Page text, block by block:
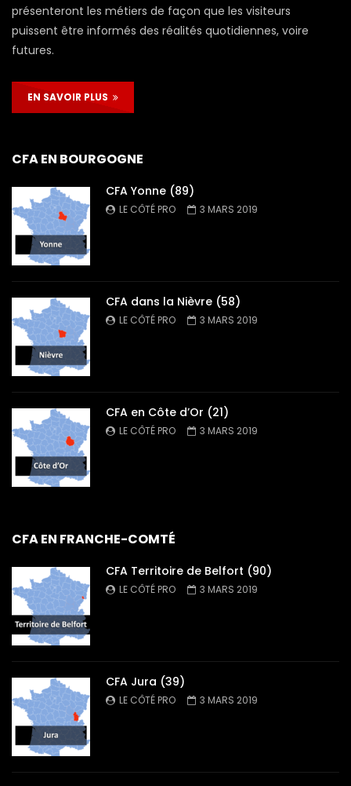
présenteront les métiers de façon que les visiteurs
puissent être informés des réalités quotidiennes, voire
futures.
EN SAVOIR PLUS
CFA EN BOURGOGNE
CFA Yonne (89)
LE CÔTÉ PRO 3 MARS 2019
CFA dans la Nièvre (58)
LE CÔTÉ PRO 3 MARS 2019
CFA en Côte d’Or (21)
LE CÔTÉ PRO 3 MARS 2019
CFA EN FRANCHE-COMTÉ
CFA Territoire de Belfort (90)
LE CÔTÉ PRO 3 MARS 2019
CFA Jura (39)
LE CÔTÉ PRO 3 MARS 2019